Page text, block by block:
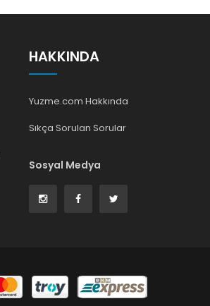
HAKKINDA
Yuzme.com Hakkında
Sıkça Sorulan Sorular
Sosyal Medya